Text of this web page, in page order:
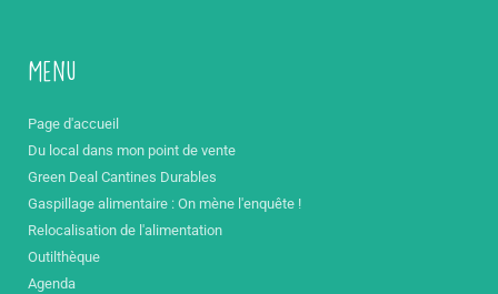
Menu
Page d'accueil
Du local dans mon point de vente
Green Deal Cantines Durables
Gaspillage alimentaire : On mène l'enquête !
Relocalisation de l'alimentation
Outilthèque
Agenda